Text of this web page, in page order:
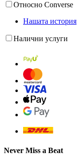
Относно Converse
Нашата история
Налични услуги
Never Miss a Beat